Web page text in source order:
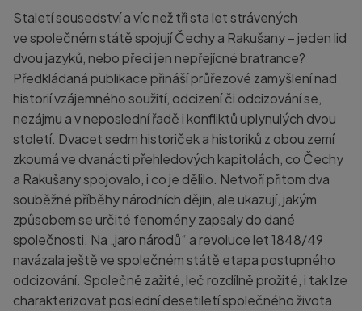
Staletí sousedství a víc než tři sta let strávených
ve společném státě spojují Čechy a Rakušany – jeden lid
dvou jazyků, nebo přeci jen nepřejícné bratrance?
Předkládaná publikace přináší průřezové zamyšlení nad
historií vzájemného soužití, odcizení či odcizování se,
nezájmu a v neposlední řadě i konfliktů uplynulých dvou
století. Dvacet sedm historiček a historiků z obou zemí
zkoumá ve dvanácti přehledových kapitolách, co Čechy
a Rakušany spojovalo, i co je dělilo. Netvoří přitom dva
souběžné příběhy národních dějin, ale ukazují, jakým
způsobem se určité fenomény zapsaly do dané
společnosti. Na „jaro národů“ a revoluce let 1848/49
navázala ještě ve společném státě etapa postupného
odcizování. Společně zažité, leč rozdílně prožité, i tak lze
charakterizovat poslední desetiletí společného života